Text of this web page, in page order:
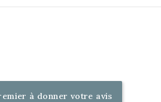
à donner votre avis